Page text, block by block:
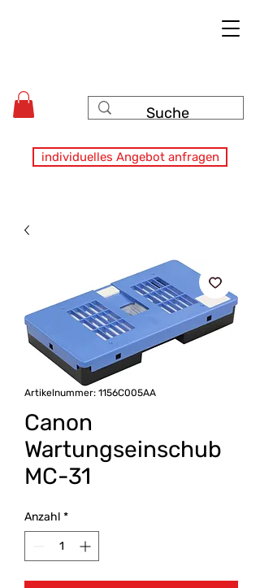
individuelles Angebot anfragen
Artikelnummer: 1156C005AA
Canon
Wartungseinschub
MC-31
Anzahl *